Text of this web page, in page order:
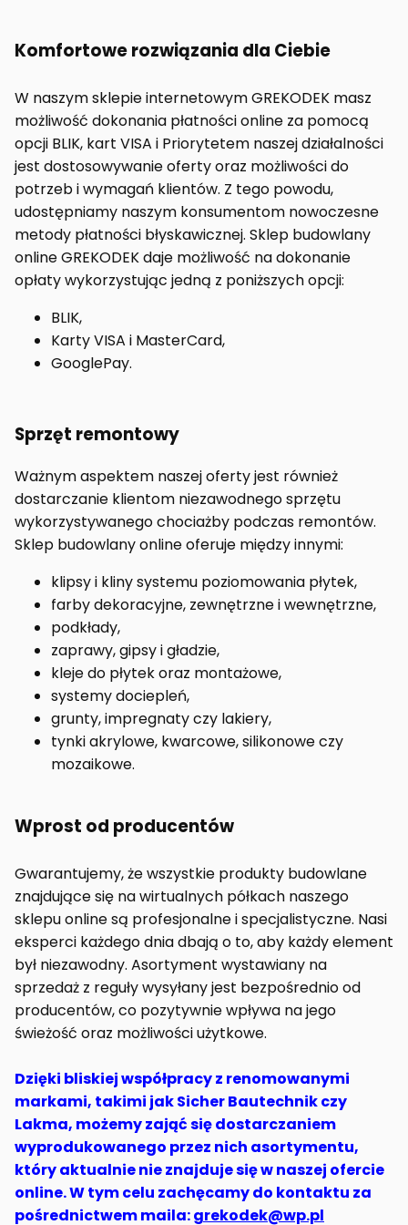
Komfortowe rozwiązania dla Ciebie
W naszym sklepie internetowym GREKODEK masz
możliwość dokonania płatności online za pomocą
opcji BLIK, kart VISA i Priorytetem naszej działalności
jest dostosowywanie oferty oraz możliwości do
potrzeb i wymagań klientów. Z tego powodu,
udostępniamy naszym konsumentom nowoczesne
metody płatności błyskawicznej. Sklep budowlany
online GREKODEK daje możliwość na dokonanie
opłaty wykorzystując jedną z poniższych opcji:
BLIK,
Karty VISA i MasterCard,
GooglePay.
Sprzęt remontowy
Ważnym aspektem naszej oferty jest również
dostarczanie klientom niezawodnego sprzętu
wykorzystywanego chociażby podczas remontów.
Sklep budowlany online oferuje między innymi:
klipsy i kliny systemu poziomowania płytek,
farby dekoracyjne, zewnętrzne i wewnętrzne,
podkłady,
zaprawy, gipsy i gładzie,
kleje do płytek oraz montażowe,
systemy dociepleń,
grunty, impregnaty czy lakiery,
tynki akrylowe, kwarcowe, silikonowe czy
mozaikowe.
Wprost od producentów
Gwarantujemy, że wszystkie produkty budowlane
znajdujące się na wirtualnych półkach naszego
sklepu online są profesjonalne i specjalistyczne. Nasi
eksperci każdego dnia dbają o to, aby każdy element
był niezawodny. Asortyment wystawiany na
sprzedaż z reguły wysyłany jest bezpośrednio od
producentów, co pozytywnie wpływa na jego
świeżość oraz możliwości użytkowe.
Dzięki bliskiej współpracy z renomowanymi
markami, takimi jak Sicher Bautechnik czy
Lakma, możemy zająć się dostarczaniem
wyprodukowanego przez nich asortymentu,
który aktualnie nie znajduje się w naszej ofercie
online. W tym celu zachęcamy do kontaktu za
pośrednictwem maila:grekodek@wp.pl